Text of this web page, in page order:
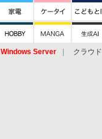
Windows Server クラウド